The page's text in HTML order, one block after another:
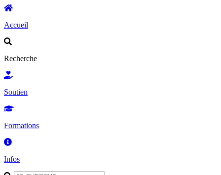
Accueil
Recherche
Soutien
Formations
Infos